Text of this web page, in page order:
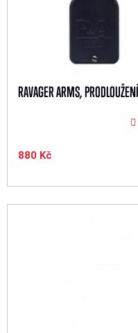
RAVAGER ARMS,
880 Kč